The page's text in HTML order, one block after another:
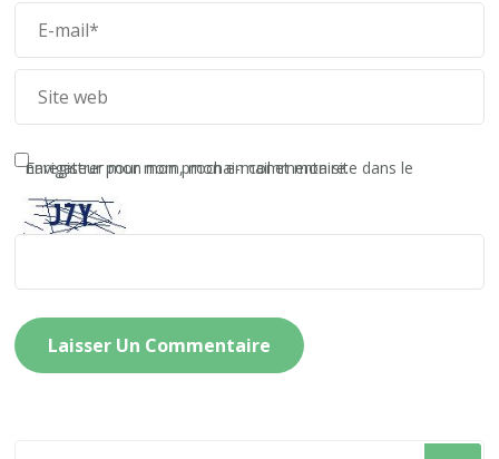
Enregistrer mon nom, mon e-mail et mon site dans le navigateur pour mon prochain commentaire.